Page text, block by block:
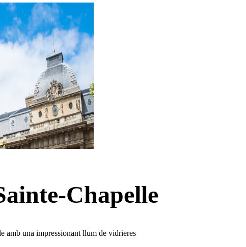
Chapelle
amb una impressionant llum de vidrieres